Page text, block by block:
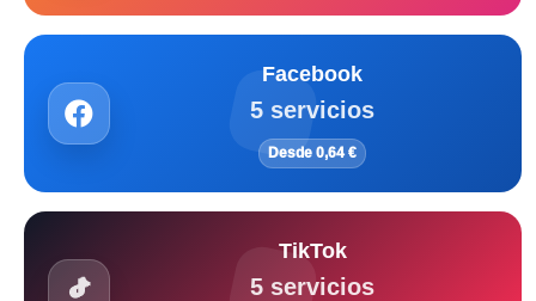
Facebook
5 servicios
Desde 0,64 €
TikTok
5 servicios